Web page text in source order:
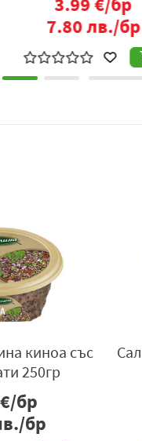
ЕООД, гр.
киноа със
250гр
€/бр
бр